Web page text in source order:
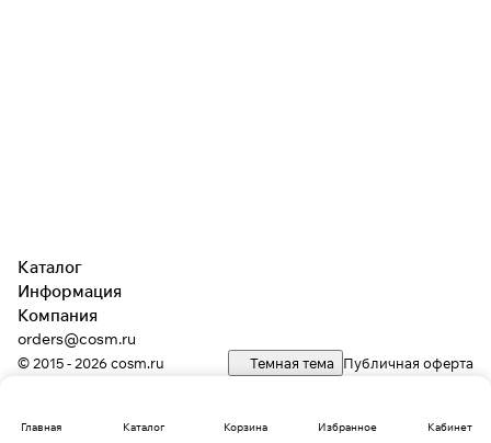
Главная Каталог Корзина Избранное Кабинет
Каталог
Информация
Компания
orders@cosm.ru
© 2015 - 2026 cosm.ru Темная тема Публичная оферта